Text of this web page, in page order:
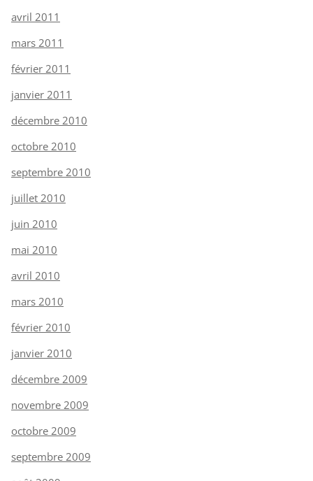
avril 2011
mars 2011
février 2011
janvier 2011
décembre 2010
octobre 2010
septembre 2010
juillet 2010
juin 2010
mai 2010
avril 2010
mars 2010
février 2010
janvier 2010
décembre 2009
novembre 2009
octobre 2009
septembre 2009